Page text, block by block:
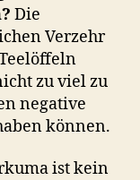
Die
Verzehr
zu viel zu
negative
können.
ist kein